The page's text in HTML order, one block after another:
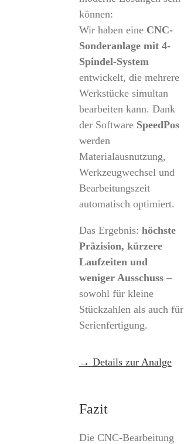
können:
Wir haben eine CNC-
Sonderanlage mit 4-
Spindel-System
entwickelt, die mehrere
Werkstücke simultan
bearbeiten kann. Dank
der Software SpeedPos
werden
Materialausnutzung,
Werkzeugwechsel und
Bearbeitungszeit
automatisch optimiert.
Das Ergebnis: höchste
Präzision, kürzere
Laufzeiten und
weniger Ausschuss–
sowohl für kleine
Stückzahlen als auch für
Serienfertigung.
→ Details zur Analge
Fazit
Die CNC-Bearbeitung